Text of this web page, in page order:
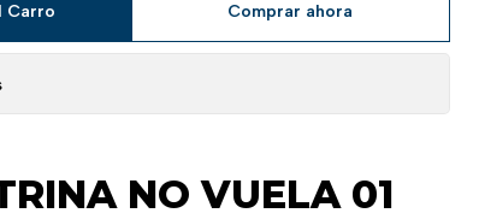
Carro Comprar ahora
NO VUELA 01